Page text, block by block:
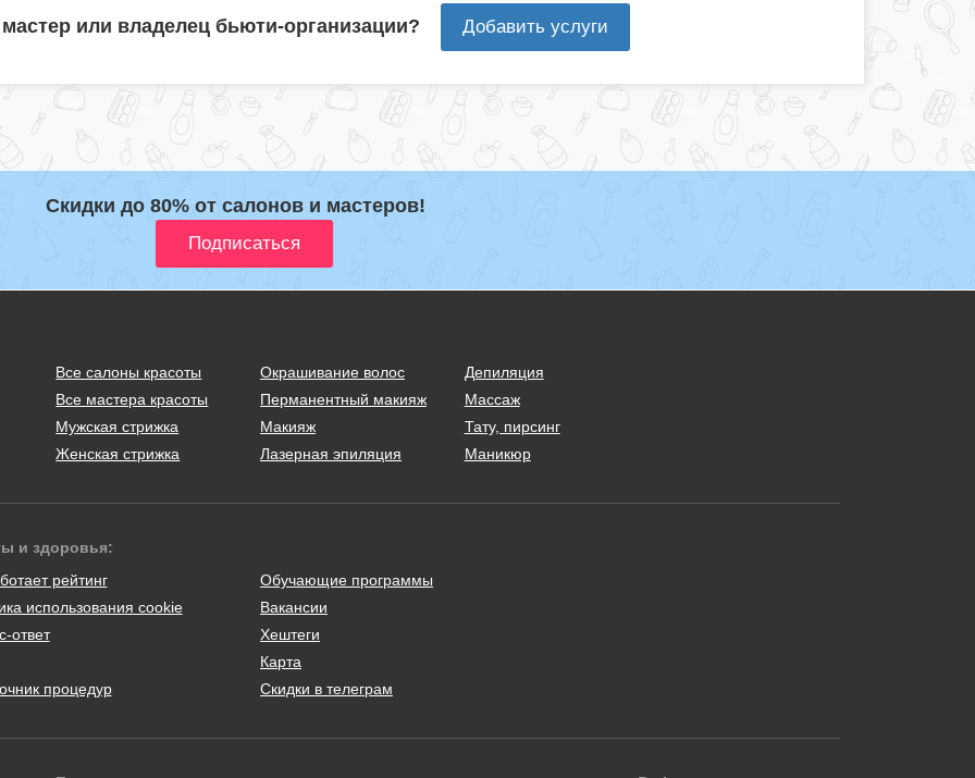
или владелец бьюти-организации? Добавить услуги
Скидки до 80% от салонов и мастеров!
Все салоны красоты
Все мастера красоты
Мужская стрижка
Женская стрижка
Окрашивание волос
Перманентный макияж
Макияж
Лазерная эпиляция
Депиляция
Массаж
Тату, пирсинг
Маникюр
и здоровья:
рейтинг
использования cookie
ответ
процедур
Обучающие программы
Вакансии
Хештеги
Карта
Скидки в телеграм